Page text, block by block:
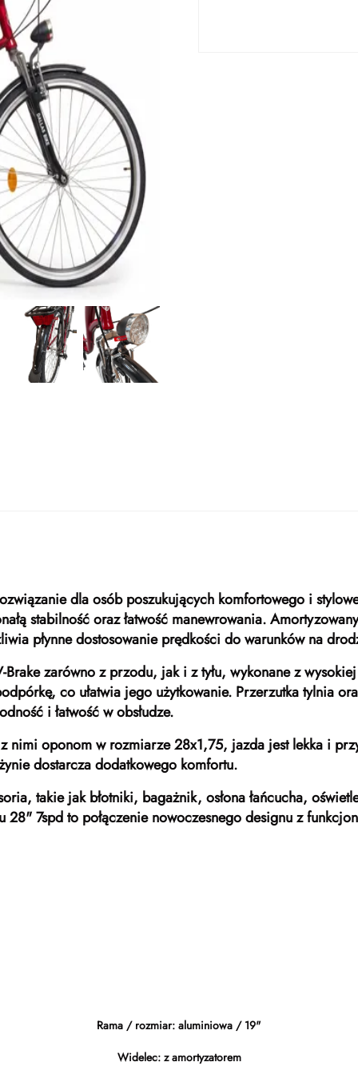
dla osób poszukujących komfortowego i
stabilność oraz łatwość manewrowania.
płynne dostosowanie prędkości do warunków na
zarówno z przodu, jak i z tyłu, wykonane z
co ułatwia jego użytkowanie. Przerzutka tylnia
i łatwość w obsłudze.
nimi oponom w rozmiarze 28x1,75, jazda jest lekka i
dostarcza dodatkowego komfortu.
takie jak błotniki, bagażnik, osłona łańcucha,
7spd to połączenie nowoczesnego designu z
Rama / rozmiar: aluminiowa / 19"
Widelec: z amortyzatorem